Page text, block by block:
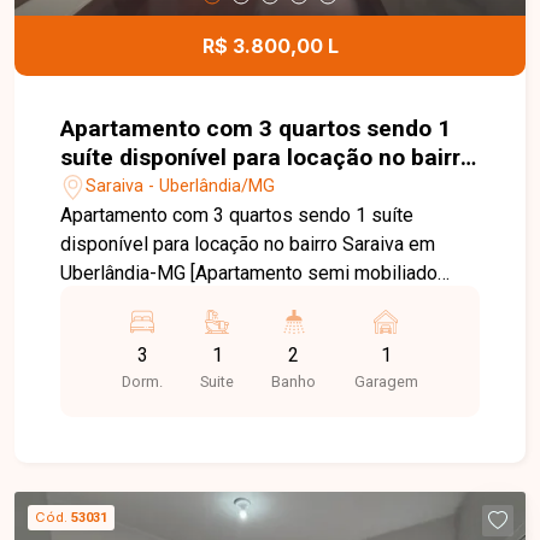
possibilidades de utilização. Entre em contato
para mais informações e agende uma visita para
R$ 3.800,00 L
Apartamento com 3 quartos sendo 1
suíte disponível para locação no bairro
Saraiva em Uberlândia-MG
Saraiva - Uberlândia/MG
Apartamento com 3 quartos sendo 1 suíte
disponível para locação no bairro Saraiva em
Uberlândia-MG [Apartamento semi mobiliado
condicionado, mesa de jantar, sofá, e painel de
TV, cozinha completa com armários, fogão,
geladeira, alguns utensílios, área de serviço com
elevador
3
Dorm.
1
Suite
2
Banho
1
Garagem
Cód. 53031